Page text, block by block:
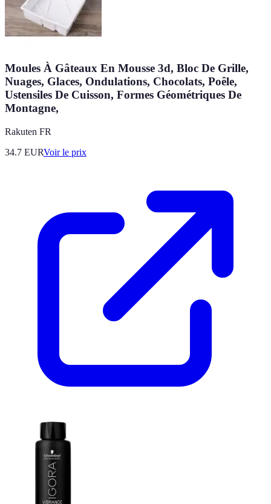
Moules À Gâteaux En Mousse 3d, Bloc De Grille,
Nuages, Glaces, Ondulations, Chocolats, Poêle,
Ustensiles De Cuisson, Formes Géométriques De
Montagne,
Rakuten FR
34.7 EURVoir le prix